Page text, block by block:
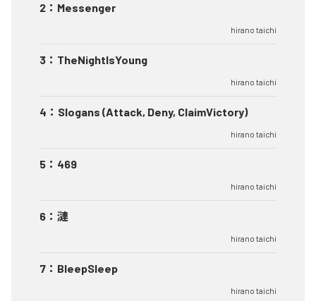
2 ： Messenger
hirano taichi
3 ： TheNightIsYoung
hirano taichi
4 ： Slogans (Attack, Deny, ClaimVictory)
hirano taichi
5 ： 469
hirano taichi
6 ： 漣
hirano taichi
7 ： BleepSleep
hirano taichi